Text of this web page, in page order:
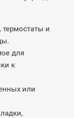
термостаты и
для
к
или